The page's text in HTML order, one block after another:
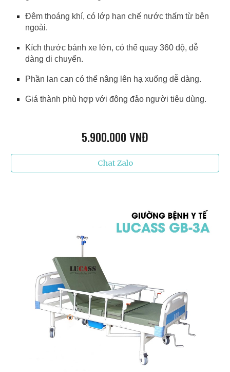
Đêm thoáng khí, có lớp hạn chế nước thấm từ bên
ngoài.
Kích thước bánh xe lớn, có thể quay 360 độ, dễ
dàng di chuyển.
Phần lan can có thể nâng lên hạ xuống dễ dàng.
Giá thành phù hợp với đông đảo người tiêu dùng.
5.900.000 VNĐ
Chat Zalo